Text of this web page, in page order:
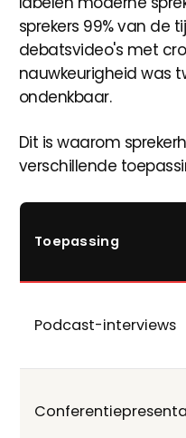
sprekers 99% van de
debatsvideo's met
nauwkeurigheid was
ondenkbaar.
Dit is waarom
verschillende
Toepassing
Podcast-interviews